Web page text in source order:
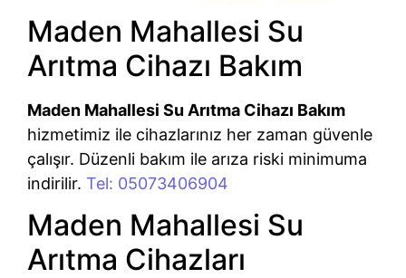
Maden Mahallesi Su
Arıtma Cihazı Bakım
Maden Mahallesi Su Arıtma Cihazı Bakım
hizmetimiz ile cihazlarınız her zaman güvenle
çalışır. Düzenli bakım ile arıza riski minimuma
indirilir. Tel: 05073406904
Maden Mahallesi Su
Arıtma Cihazları